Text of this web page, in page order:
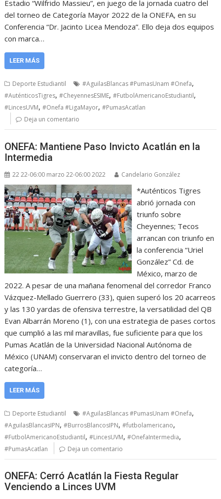
Estadio “Wilfrido Massieu”, en juego de la jornada cuatro del
del torneo de Categoría Mayor 2022 de la ONEFA, en su
Conferencia “Dr. Jacinto Licea Mendoza”. Ello deja dos equipos
con marca…
LEER MÁS
Deporte Estudiantil #AguilasBlancas #PumasUnam #Onefa,
#AuténticosTigres,#CheyennesESIME,#FutbolAmericanoEstudiantil,
#LincesUVM,#Onefa #LigaMayor,#PumasAcatlan
Deja un comentario
ONEFA: Mantiene Paso Invicto Acatlán en la
Intermedia
22 22-06:00 marzo 22-06:00 2022 Candelario González
*Auténticos Tigres
abrió jornada con
triunfo sobre
Cheyennes; Tecos
arrancan con triunfo en
la conferencia “Uriel
González” Cd. de
México, marzo de
2022. A pesar de una mañana fenomenal del corredor Franco
Vázquez-Mellado Guerrero (33), quien superó los 20 acarreos
y las 130 yardas de ofensiva terrestre, la versatilidad del QB
Evan Albarrán Moreno (1), con una estrategia de pases cortos
que cumplió a las mil maravillas, fue suficiente para que los
Pumas Acatlán de la Universidad Nacional Autónoma de
México (UNAM) conservaran el invicto dentro del torneo de
categoría…
LEER MÁS
Deporte Estudiantil #AguilasBlancas #PumasUnam #Onefa,
#AguilasBlancasIPN,#BurrosBlancosIPN,#futbolamericano,
#FutbolAmericanoEstudiantil,#LincesUVM,#OnefaIntermedia,
#PumasAcatlan Deja un comentario
ONEFA: Cerró Acatlán la Fiesta Regular
Venciendo a Linces UVM